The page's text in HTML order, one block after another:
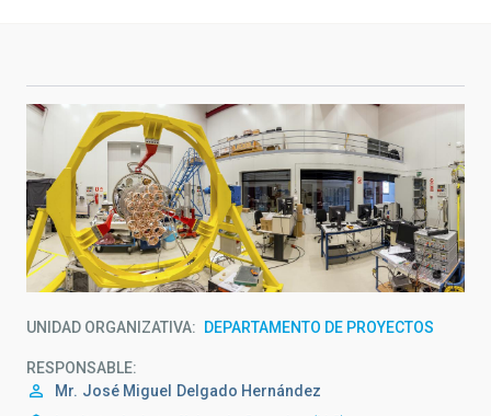
UNIDAD ORGANIZATIVA DEPARTAMENTO DE PROYECTOS
RESPONSABLE
Mr. José Miguel Delgado Hernández